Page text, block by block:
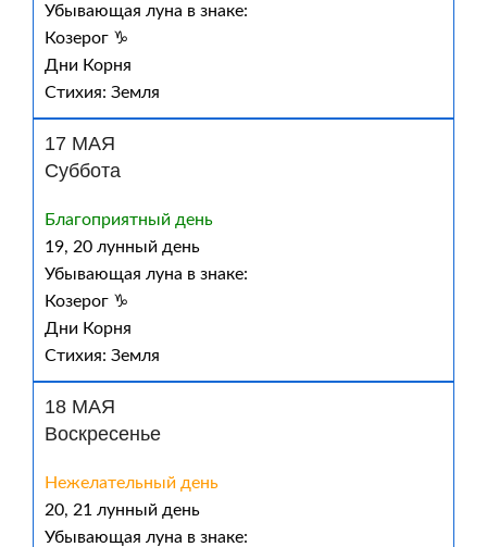
Убывающая луна в знаке:
Козерог ♑
Дни Корня
Стихия: Земля
17 МАЯ
Суббота
Благоприятный день
19, 20 лунный день
Убывающая луна в знаке:
Козерог ♑
Дни Корня
Стихия: Земля
18 МАЯ
Воскресенье
Нежелательный день
20, 21 лунный день
Убывающая луна в знаке: